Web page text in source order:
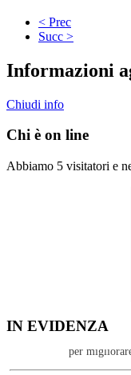
< Prec
Succ >
Informazioni
Chiudi info
Chi è on line
Abbiamo 5 visitatori e
IN EVIDENZA
Questo sito non utilizza
per